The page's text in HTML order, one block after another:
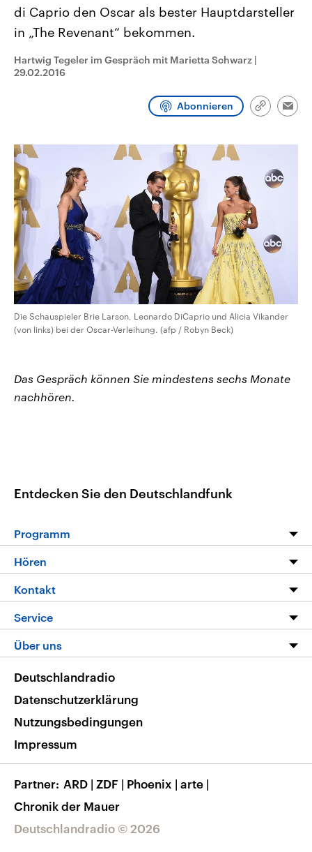
di Caprio den Oscar als bester Hauptdarsteller
in „The Revenant“ bekommen.
Hartwig Tegeler im Gespräch mit Marietta Schwarz |
29.02.2016
Abonnieren
Link
Die Schauspieler Brie Larson, Leonardo DiCaprio und Alicia Vikander
(von links) bei der Oscar-Verleihung. (afp / Robyn Beck)
Das Gespräch können Sie mindestens sechs Monate
nachhören.
Entdecken Sie den Deutschlandfunk
Programm
Programm
Die Nachrichten
Nachrichtenleicht
Neue Beiträge auf dlf.de
Hören
Livestream
Podcasts
Deutschlandfunk App
Nachrichten App
Frequenzen
Kontakt
Hörerservice
Service
FAQ
Veranstaltungen
Musikliste
RSS
Über uns
Barrierefreiheit
Deutschlandradio © 2026
Deutschlandradio
Datenschutzerklärung
Nutzungsbedingungen
Impressum
Partner ARD | ZDF | Phoenix | arte |
Chronik der Mauer